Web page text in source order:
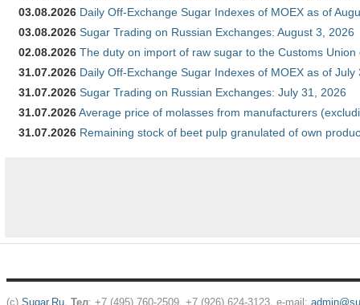
03.08.2026 Daily Off-Exchange Sugar Indexes of MOEX as of
03.08.2026 Sugar Trading on Russian Exchanges: August 3, 2026
02.08.2026 The duty on import of raw sugar to the Customs
31.07.2026 Daily Off-Exchange Sugar Indexes of MOEX as of July
31.07.2026 Sugar Trading on Russian Exchanges: July 31, 2026
31.07.2026Average price of molasses from manufacturers
31.07.2026 Remaining stock of beet pulp granulated of own
(c) Sugar.Ru. Тел: +7 (495) 760-2509, +7 (926) 624-3123, e-mail: